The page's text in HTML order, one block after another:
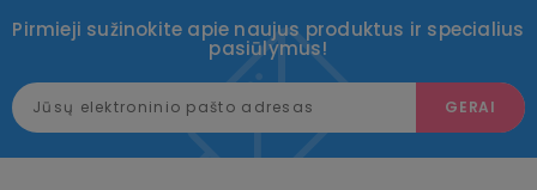
Pirmieji sužinokite apie naujus produktus ir specialius
pasiūlymus!